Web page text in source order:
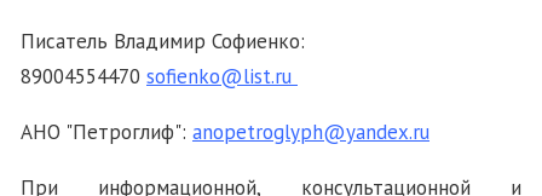
Писатель Владимир Софиенко:
89004554470 sofienko@list.ru
АНО "Петроглиф": anopetroglyph@yandex.ru
При информационной, консультационной и